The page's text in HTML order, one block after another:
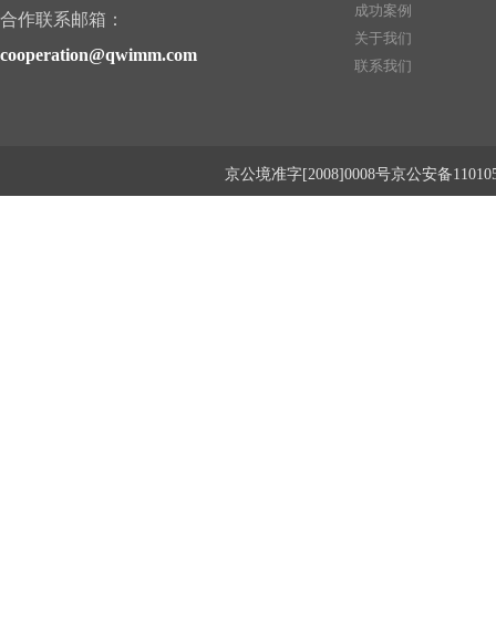
合作联系邮箱：
cooperation@qwimm.com
成功案例
关于我们
联系我们
京公境准字[2008]0008号京公安备